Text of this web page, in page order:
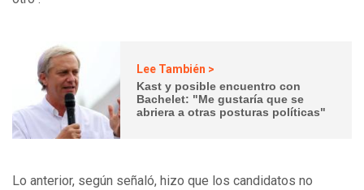
Lee También >
Kast y posible encuentro con
Bachelet: "Me gustaría que se
abriera a otras posturas políticas"
Lo anterior, según señaló, hizo que los candidatos no